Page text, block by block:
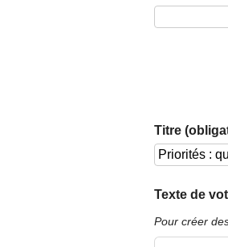
Titre
Texte de
Pour créer